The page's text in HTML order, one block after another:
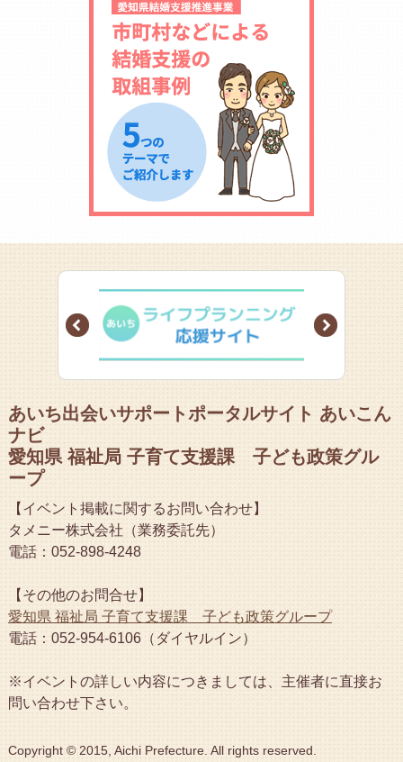
Prev Next
あいち出会いサポートポータルサイト あいこん
ナビ
愛知県 福祉局 子育て支援課 子ども政策グル
ープ
【イベント掲載に関するお問い合わせ】
タメニー株式会社（業務委託先）
電話：052-898-4248
【その他のお問合せ】
愛知県 福祉局 子育て支援課 子ども政策グループ
電話：052-954-6106（ダイヤルイン）
※イベントの詳しい内容につきましては、主催者に直接お
問い合わせ下さい。
Copyright © 2015, Aichi Prefecture. All rights reserved.